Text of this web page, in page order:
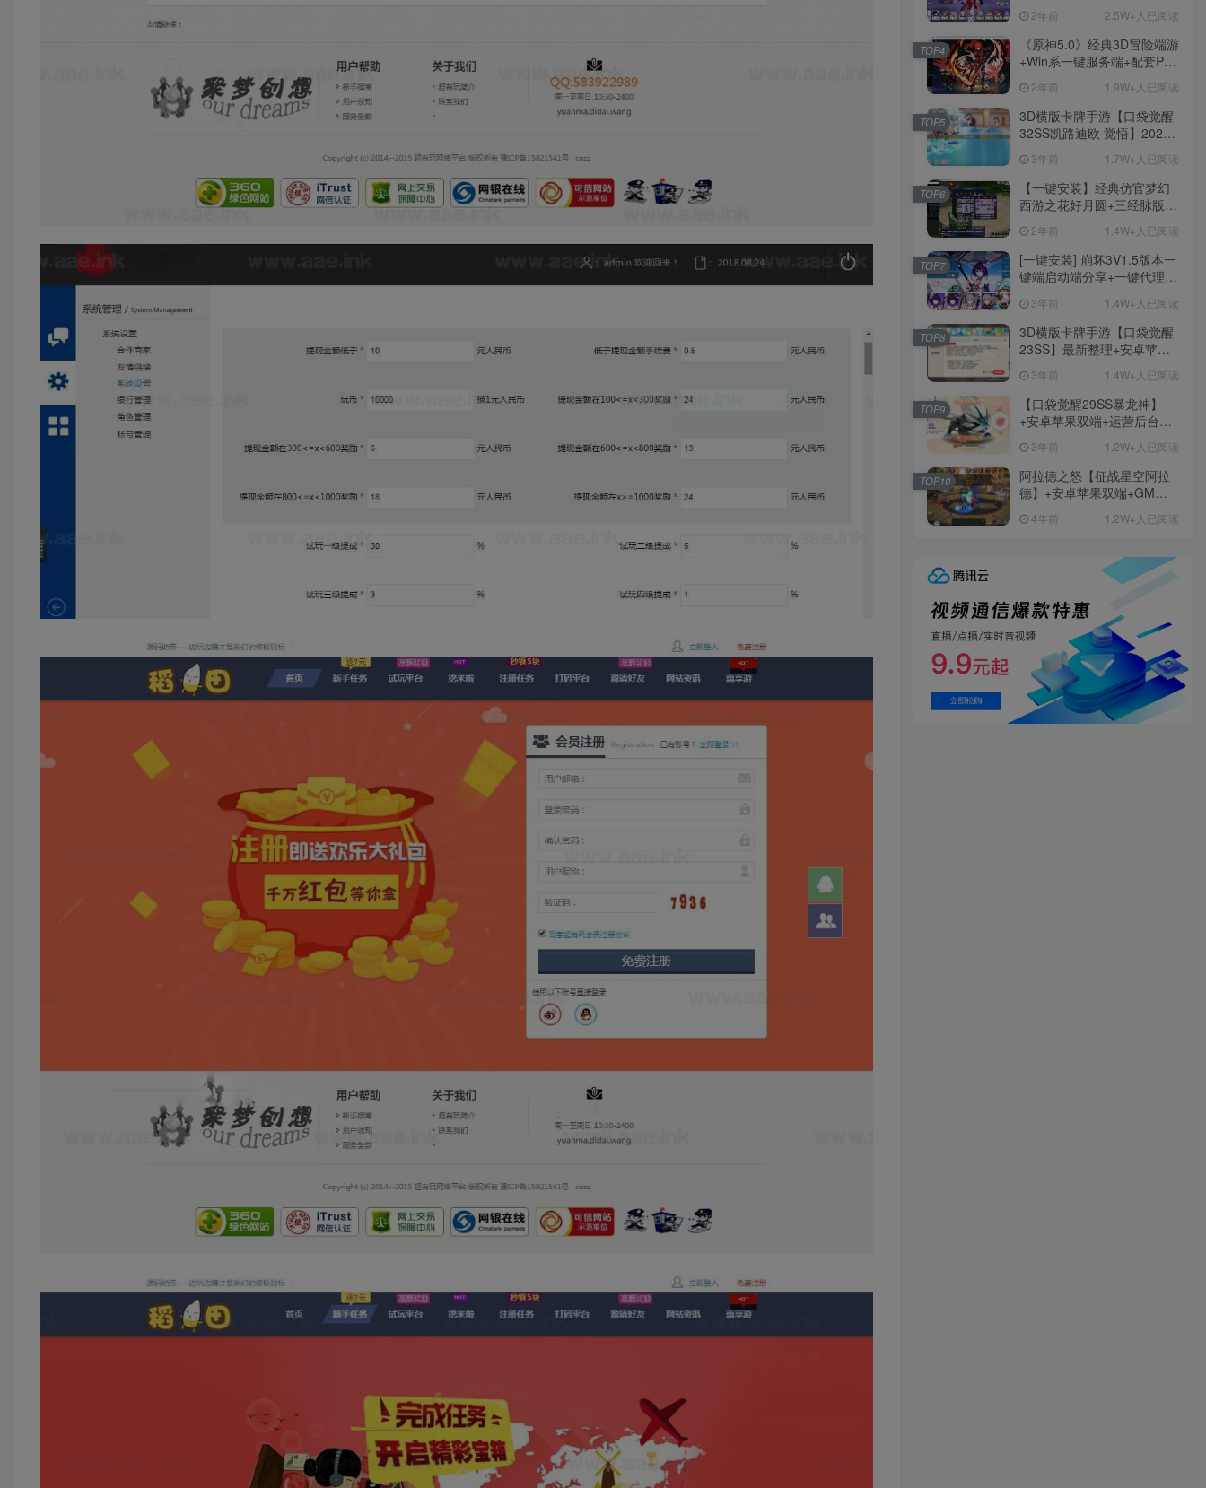
用、无限资源、附带保姆级
安装教程
2年前 2.5W+人已阅读
《原神5.0》经典3D冒险端游
+Win系一键服务端+配套PC
池文件
2年前 1.9W+人已阅读
TOP4
3D横版卡牌手游【口袋觉醒
32SS凯路迪欧·觉悟】2023
+支付对接+安卓苹果双端+运
营后台+GM授权后台+代理
后台
3年前 1.7W+人已阅读
TOP5
【一键安装】经典仿官梦幻
西游之花好月圆+三经脉版本
卡+剧情活动+视频搭建及其
他修改资料
2年前 1.4W+人已阅读
TOP6
[一键安装] 崩坏3V1.5版本一
键端启动端分享+一键代理
ID+详细指令+极简一键修改
3年前 1.4W+人已阅读
TOP7
3D横版卡牌手游【口袋觉醒
23SS】最新整理+安卓苹果
细搭建教程
3年前 1.4W+人已阅读
TOP8
【口袋觉醒29SS暴龙神】
+安卓苹果双端+运营后台
端 3年前 1.2W+人已阅读
TOP9
阿拉德之怒【征战星空阿拉
德】+安卓苹果双端+GM授
+详细教程
4年前 1.2W+人已阅读
TOP10